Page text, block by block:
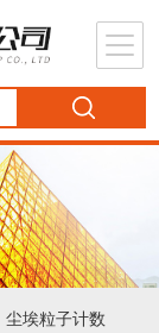
尘埃粒子计数